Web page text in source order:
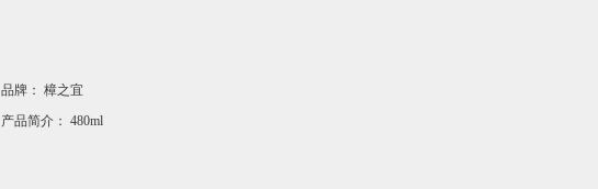
品牌： 樟之宜
产品简介： 480ml